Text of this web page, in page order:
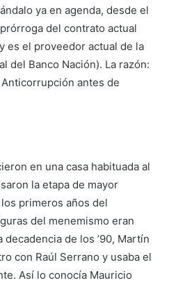
ya en agenda, desde el
del contrato actual
es el proveedor actual de la
del Banco Nación). La razón:
antes de
en una casa habituada al
la etapa de mayor
primeros años del
del menemismo eran
de los ’90, Martín
con Raúl Serrano y usaba el
Así lo conocía Mauricio